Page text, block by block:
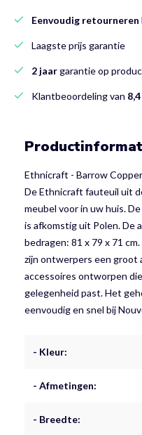
Eenvoudig retourneren
Laagste prijs garantie
2 jaargarantie op
Klantbeoordeling van 8,4
Ethnicraft - Barrow
De Ethnicraft fauteuil uit
meubel voor in uw huis.
is afkomstig uit Polen. De
bedragen: 81 x 79 x 71
zijn ontwerpers een groot
accessoires ontworpen
gelegenheid past. Het
eenvoudig en snel bij
- Kleur:
- Afmetingen:
- Breedte: